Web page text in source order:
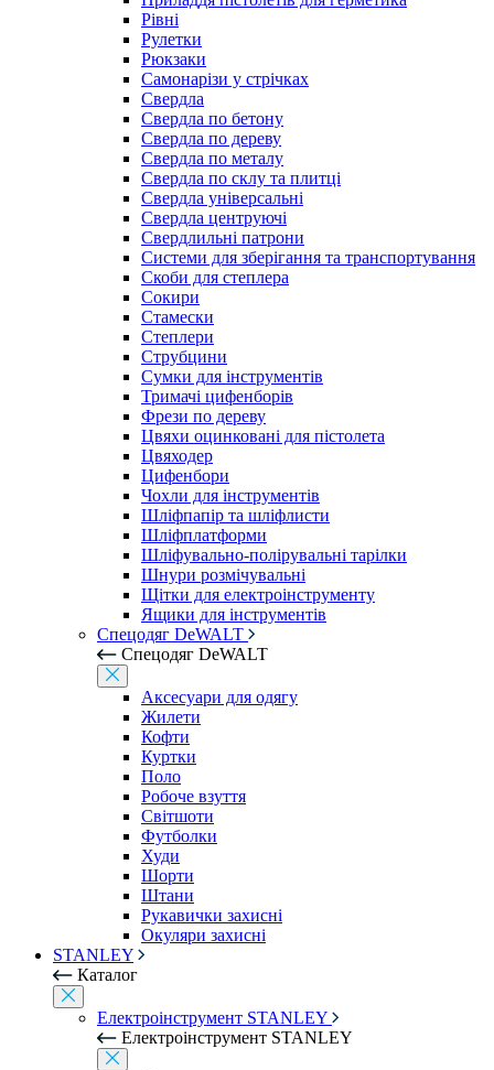
Рівні
Рулетки
Рюкзаки
Самонарізи у стрічках
Свердла
Свердла по бетону
Свердла по дереву
Свердла по металу
Свердла по склу та плитці
Свердла універсальні
Свердла центруючі
Свердлильні патрони
Системи для зберігання та транспортування
Скоби для степлера
Сокири
Стамески
Степлери
Струбцини
Сумки для інструментів
Тримачі цифенборів
Фрези по дереву
Цвяхи оцинковані для пістолета
Цвяходер
Цифенбори
Чохли для інструментів
Шліфпапір та шліфлисти
Шліфплатформи
Шліфувально-полірувальні тарілки
Шнури розмічувальні
Щітки для електроінструменту
Ящики для інструментів
Спецодяг DeWALT
Спецодяг DeWALT
Аксесуари для одягу
Жилети
Кофти
Куртки
Поло
Робоче взуття
Світшоти
Футболки
Худи
Шорти
Штани
Рукавички захисні
Окуляри захисні
STANLEY
Каталог
Електроінструмент STANLEY
Електроінструмент STANLEY